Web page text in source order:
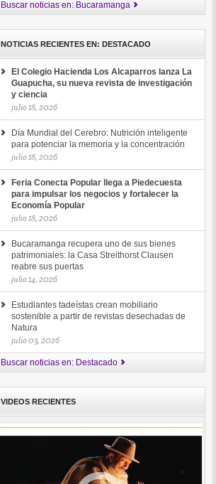
Buscar noticias en: Bucaramanga
NOTICIAS RECIENTES EN: DESTACADO
El Colegio Hacienda Los Alcaparros lanza La
Guapucha, su nueva revista de investigación
y ciencia
julio 18, 2026
Día Mundial del Cerebro: Nutrición inteligente
para potenciar la memoria y la concentración
julio 18, 2026
Feria Conecta Popular llega a Piedecuesta
para impulsar los negocios y fortalecer la
Economía Popular
julio 18, 2026
Bucaramanga recupera uno de sus bienes
patrimoniales: la Casa Streithorst Clausen
reabre sus puertas
julio 14, 2026
Estudiantes tadeístas crean mobiliario
sostenible a partir de revistas desechadas de
Natura
julio 03, 2026
Buscar noticias en: Destacado
VIDEOS RECIENTES